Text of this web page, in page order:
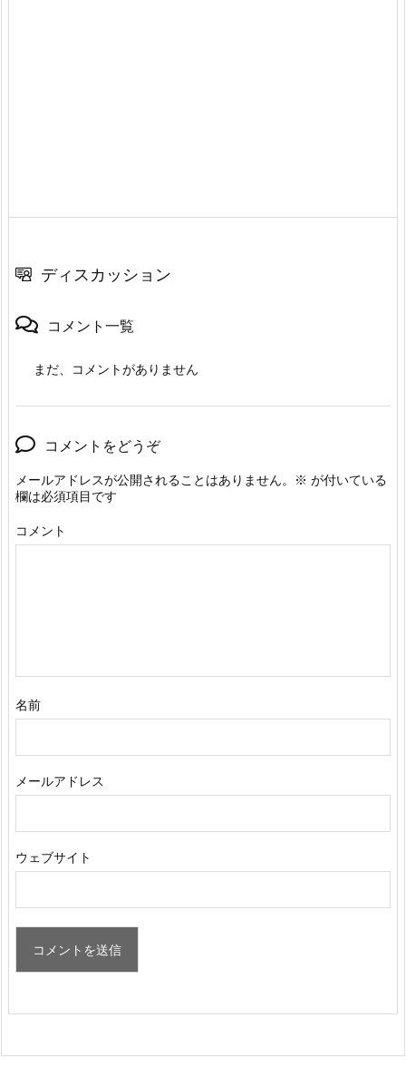
ディスカッション
コメント一覧
まだ、コメントがありません
コメントをどうぞ
メールアドレスが公開されることはありません。 ※ が付いている
欄は必須項目です
コメント
名前
メールアドレス
ウェブサイト